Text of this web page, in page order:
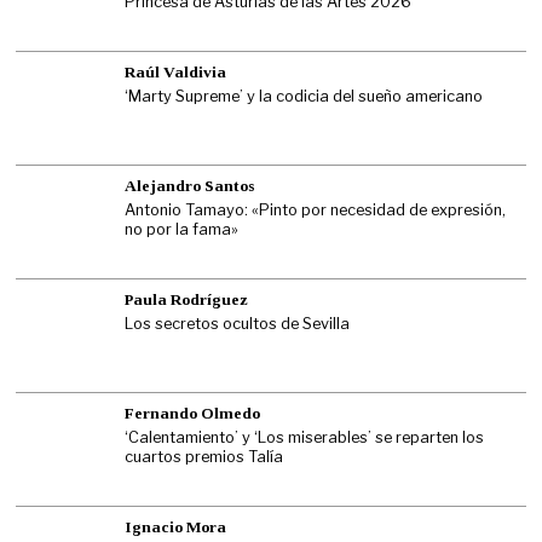
Raúl Valdivia
‘Marty Supreme’ y la codicia del sueño americano
Alejandro Santos
Antonio Tamayo: «Pinto por necesidad de expresión,
no por la fama»
Paula Rodríguez
Los secretos ocultos de Sevilla
Fernando Olmedo
‘Calentamiento’ y ‘Los miserables’ se reparten los
cuartos premios Talía
Ignacio Mora